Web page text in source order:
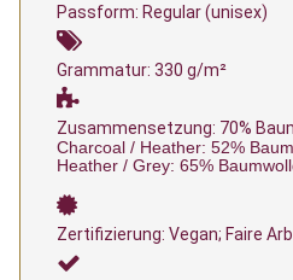
Passform: Regular (unisex)
Grammatur: 330 g/m²
Zusammensetzung: 70%
Charcoal / Heather: 52%
Heather / Grey: 65%
Zertifizierung: Vegan; Faire